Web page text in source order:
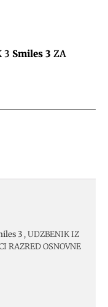
3 Smiles 3 ZA
3 , UDZBENIK IZ
RAZRED OSNOVNE